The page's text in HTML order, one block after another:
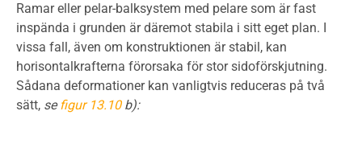
Ramar eller pelar-balksystem med pelare som är fast
inspända i grunden är däremot stabila i sitt eget plan. I
vissa fall, även om konstruktionen är stabil, kan
horisontalkrafterna förorsaka för stor sidoförskjutning.
Sådana deformationer kan vanligtvis reduceras på två
sätt, sefigur 13.10b):